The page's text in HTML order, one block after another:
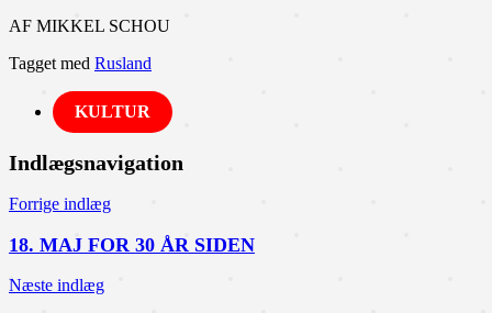
AF MIKKEL SCHOU
Tagget med Rusland
KULTUR
Indlægsnavigation
Forrige indlæg
18. MAJ FOR 30 ÅR SIDEN
Næste indlæg